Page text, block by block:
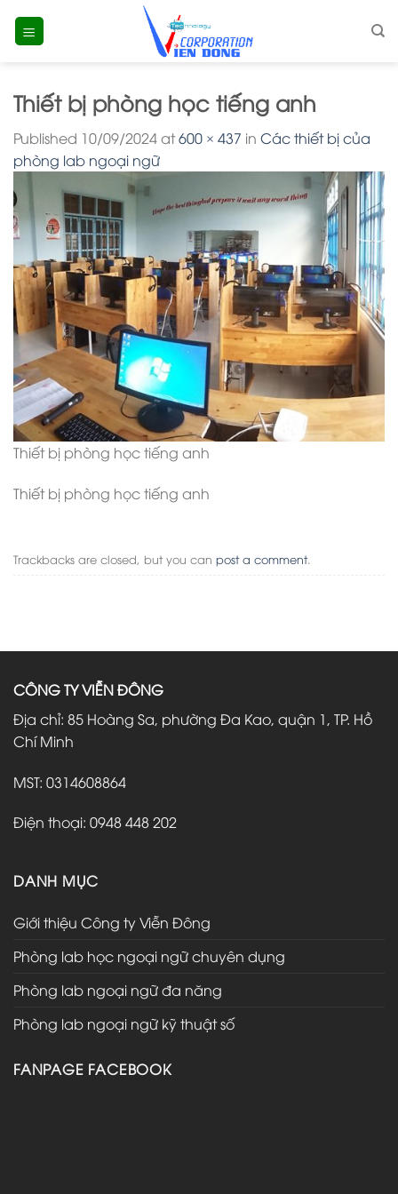
Thiết bị phòng học tiếng anh
Published 10/09/2024at600 × 437 in Các thiết bị của
phòng lab ngoại ngữ
Thiết bị phòng học tiếng anh
Thiết bị phòng học tiếng anh
Trackbacks are closed, but you can post a comment.
CÔNG TY VIỄN ĐÔNG
Địa chỉ: 85 Hoàng Sa, phường Đa Kao, quận 1, TP. Hồ
Chí Minh
MST: 0314608864
Điện thoại: 0948 448 202
DANH MỤC
Giới thiệu Công ty Viễn Đông
Phòng lab học ngoại ngữ chuyên dụng
Phòng lab ngoại ngữ đa năng
Phòng lab ngoại ngữ kỹ thuật số
FANPAGE FACEBOOK